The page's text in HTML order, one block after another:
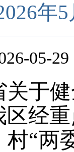
年
05-29
关于
区经
村“两